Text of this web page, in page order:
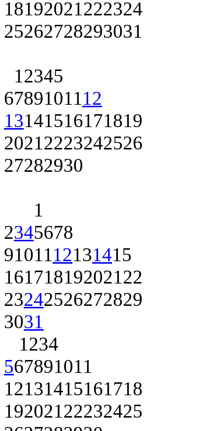
18192021222324
25262728293031
12345
6789101112
13141516171819
20212223242526
27282930
1
2345678
9101112131415
16171819202122
23242526272829
3031
1234
567891011
12131415161718
19202122232425